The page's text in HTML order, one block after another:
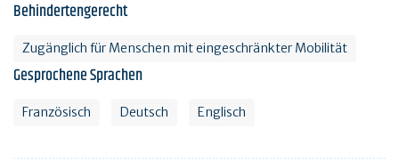
Behindertengerecht
Zugänglich für Menschen mit eingeschränkter Mobilität
Gesprochene Sprachen
Französisch Deutsch Englisch